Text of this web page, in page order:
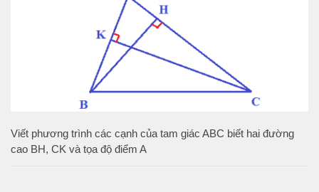
Viết phương trình các cạnh của tam giác ABC biết hai đường
cao BH, CK và tọa độ điểm A